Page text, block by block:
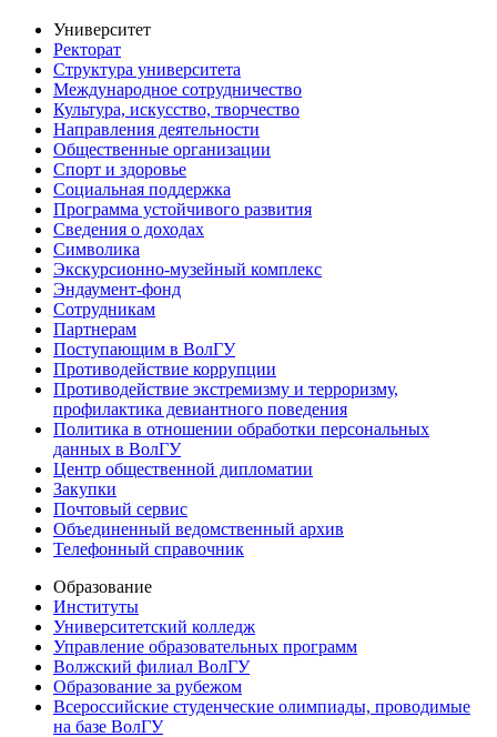
Университет
Ректорат
Структура университета
Международное сотрудничество
Культура, искусство, творчество
Направления деятельности
Общественные организации
Спорт и здоровье
Социальная поддержка
Программа устойчивого развития
Сведения о доходах
Символика
Экскурсионно-музейный комплекс
Эндаумент-фонд
Сотрудникам
Партнерам
Поступающим в ВолГУ
Противодействие коррупции
Противодействие экстремизму и терроризму,
профилактика девиантного поведения
Политика в отношении обработки персональных
данных в ВолГУ
Центр общественной дипломатии
Закупки
Почтовый сервис
Объединенный ведомственный архив
Телефонный справочник
Образование
Институты
Университетский колледж
Управление образовательных программ
Волжский филиал ВолГУ
Образование за рубежом
Всероссийские студенческие олимпиады, проводимые
на базе ВолГУ